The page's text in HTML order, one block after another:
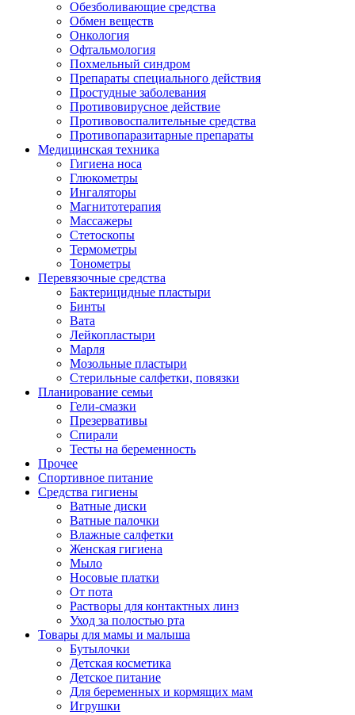
Обезболивающие средства
Обмен веществ
Онкология
Офтальмология
Похмельный синдром
Препараты специального действия
Простудные заболевания
Противовирусное действие
Противовоспалительные средства
Противопаразитарные препараты
Медицинская техника
Гигиена носа
Глюкометры
Ингаляторы
Магнитотерапия
Массажеры
Стетоскопы
Термометры
Тонометры
Перевязочные средства
Бактерицидные пластыри
Бинты
Вата
Лейкопластыри
Марля
Мозольные пластыри
Стерильные салфетки, повязки
Планирование семьи
Гели-смазки
Презервативы
Спирали
Тесты на беременность
Прочее
Спортивное питание
Средства гигиены
Ватные диски
Ватные палочки
Влажные салфетки
Женская гигиена
Мыло
Носовые платки
От пота
Растворы для контактных линз
Уход за полостью рта
Товары для мамы и малыша
Бутылочки
Детская косметика
Детское питание
Для беременных и кормящих мам
Игрушки